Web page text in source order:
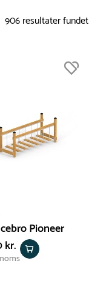
906resultater fundet
Pioneer
kr.